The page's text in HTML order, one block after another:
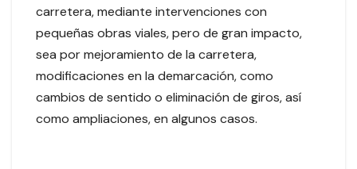
carretera, mediante intervenciones con
pequeñas obras viales, pero de gran impacto,
sea por mejoramiento de la carretera,
modificaciones en la demarcación, como
cambios de sentido o eliminación de giros, así
como ampliaciones, en algunos casos.